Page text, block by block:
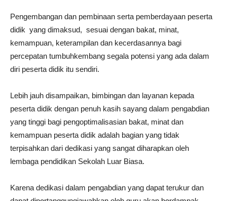
Pengembangan dan pembinaan serta pemberdayaan peserta
didik yang dimaksud, sesuai dengan bakat, minat,
kemampuan, keterampilan dan kecerdasannya bagi
percepatan tumbuhkembang segala potensi yang ada dalam
diri peserta didik itu sendiri.
Lebih jauh disampaikan, bimbingan dan layanan kepada
peserta didik dengan penuh kasih sayang dalam pengabdian
yang tinggi bagi pengoptimalisasian bakat, minat dan
kemampuan peserta didik adalah bagian yang tidak
terpisahkan dari dedikasi yang sangat diharapkan oleh
lembaga pendidikan Sekolah Luar Biasa.
Karena dedikasi dalam pengabdian yang dapat terukur dan